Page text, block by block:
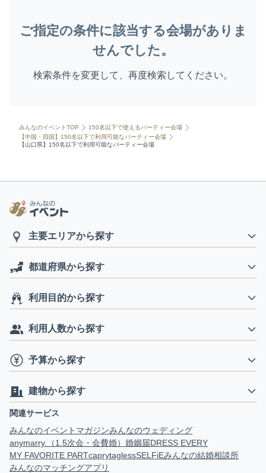
ご指定の条件に該当する会場がありま
せんでした。
検索条件を変更して、再度検索してください。
みんなのイベントTOP
150名以下で使えるパーティー会場
【中国・四国】150名以下で利用可能なパーティー会場
【山口県】150名以下で利用可能なパーティー会場
主要エリアから探す
都道府県から探す
利用目的から探す
利用人数から探す
予算から探す
建物から探す
関連サービス
みんなのイベントマガジンみんなのウェディング
anymarry.（1.5次会・会費婚） 婚姻届DRESS EVERY
MY FAVORITE PARTcaprytaglessSELFiEみんなの結婚相談所
みんなのマッチングアプリ